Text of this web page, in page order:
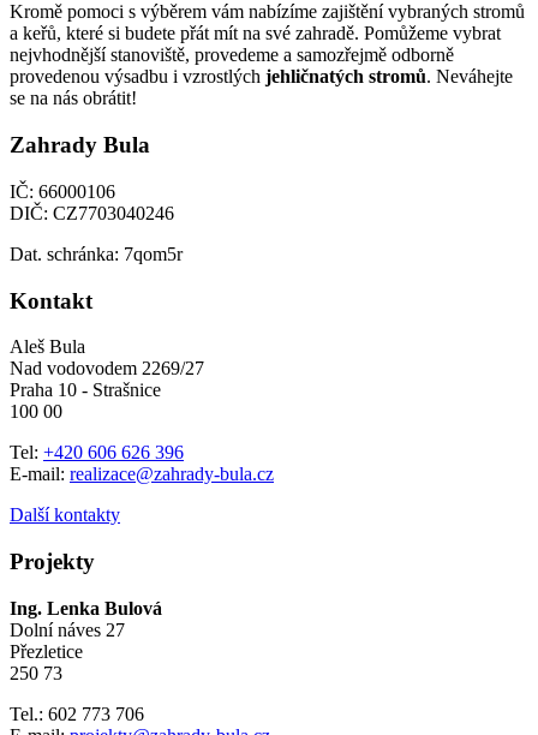
Kromě pomoci s výběrem vám nabízíme zajištění vybraných stromů
a keřů, které si budete přát mít na své zahradě. Pomůžeme vybrat
nejvhodnější stanoviště, provedeme a samozřejmě odborně
provedenou výsadbu i vzrostlých jehličnatých stromů. Neváhejte
se na nás obrátit!
Zahrady Bula
IČ: 66000106
DIČ: CZ7703040246
Dat. schránka: 7qom5r
Kontakt
Aleš Bula
Nad vodovodem 2269/27
Praha 10 - Strašnice
100 00
Tel: +420 606 626 396
E-mail: realizace@zahrady-bula.cz
Další kontakty
Projekty
Ing. Lenka Bulová
Dolní náves 27
Přezletice
250 73
Tel.: 602 773 706